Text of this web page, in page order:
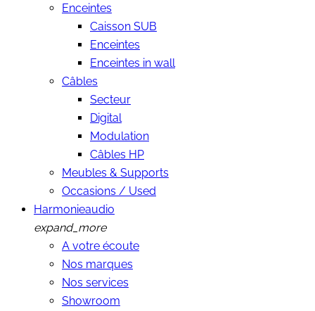
Enceintes
Caisson SUB
Enceintes
Enceintes in wall
Câbles
Secteur
Digital
Modulation
Câbles HP
Meubles & Supports
Occasions / Used
Harmonieaudio
expand_more
A votre écoute
Nos marques
Nos services
Showroom